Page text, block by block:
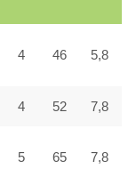
4 46 5,8
4 52 7,8
5 65 7,8